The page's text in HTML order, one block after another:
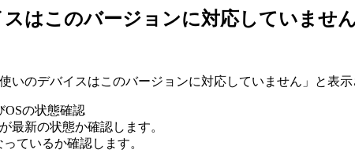
スはこのバージョンに対応していませ
いのデバイスはこのバージョンに対応していません」と表
OSの状態確認
最新の状態か確認します。
ているか確認します。